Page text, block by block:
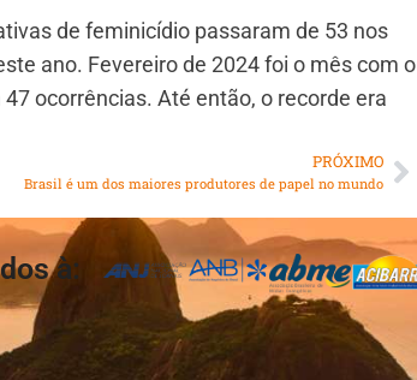
de feminicídio passaram de 53 nos
ano. Fevereiro de 2024 foi o mês com o
ocorrências. Até então, o recorde era
PRÓXIMO
Brasil é um dos maiores produtores de papel no mundo
à: